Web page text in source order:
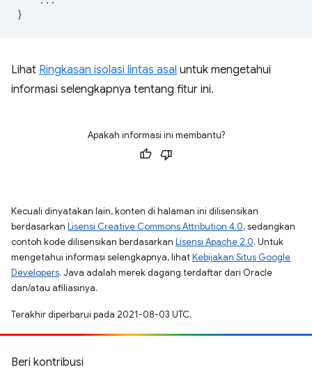
}
Lihat Ringkasan isolasi lintas asal untuk mengetahui
informasi selengkapnya tentang fitur ini.
Apakah informasi ini membantu?
Kecuali dinyatakan lain, konten di halaman ini dilisensikan
berdasarkan Lisensi Creative Commons Attribution 4.0, sedangkan
contoh kode dilisensikan berdasarkan Lisensi Apache 2.0. Untuk
mengetahui informasi selengkapnya, lihatKebijakan Situs Google
Developers. Java adalah merek dagang terdaftar dari Oracle
dan/atau afiliasinya.
Terakhir diperbarui pada 2021-08-03 UTC.
Beri kontribusi